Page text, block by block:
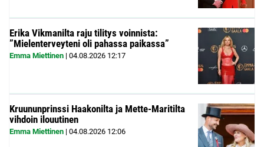
Erika Vikmanilta raju tilitys voinnista:
”Mielenterveyteni oli pahassa paikassa”
Emma Miettinen | 04.08.2026 12:17
Kruununprinssi Haakonilta ja Mette-Maritilta
vihdoin ilouutinen
Emma Miettinen | 04.08.2026 12:06